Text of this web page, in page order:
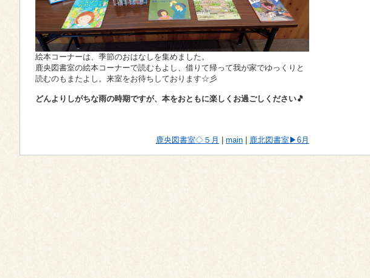
絵本コーナーは、季節のおはなしを集めました。
鹿央図書室の絵本コーナーで読むもよし、借りて帰って我が家でゆっくりと
読むのもまたよし。来室をお待ちしております☆彡
どんよりしがちな雨の時期ですが、本をおともに楽しくお過ごしください🎵
鹿央図書室◇５月 main 鹿北図書室▶6月